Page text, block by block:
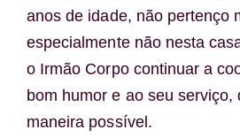
anos de idade, não pertenço
especialmente não nesta
o Irmão Corpo continuar a
bom humor e ao seu serviço,
maneira possível.